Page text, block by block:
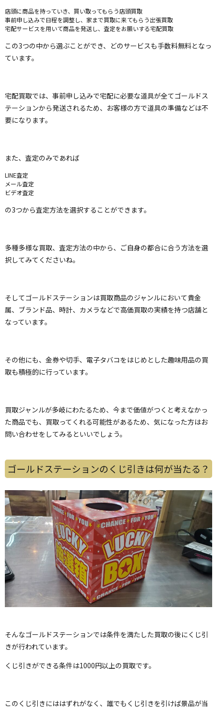
店頭に商品を持っていき、買い取ってもらう店頭買取
事前申し込みで日程を調整し、家まで買取に来てもらう出張買取
宅配サービスを用いて商品を発送し、査定をお願いする宅配買取
この3つの中から選ぶことができ、どのサービスも手数料無料となっ
ています。
宅配買取では、事前申し込みで宅配に必要な道具が全てゴールドス
テーションから発送されるため、お客様の方で道具の準備などは不
要になります。
また、査定のみであれば
LINE査定
メール査定
ビデオ査定
の3つから査定方法を選択することができます。
多種多様な買取、査定方法の中から、ご自身の都合に合う方法を選
択してみてくださいね。
そしてゴールドステーションは買取商品のジャンルにおいて貴金
属、ブランド品、時計、カメラなどで高価買取の実績を持つ店舗と
なっています。
その他にも、金券や切手、電子タバコをはじめとした趣味用品の買
取も積極的に行っています。
買取ジャンルが多岐にわたるため、今まで価値がつくと考えなかっ
た商品でも、買取ってくれる可能性があるため、気になった方はお
問い合わせをしてみるといいでしょう。
ゴールドステーションのくじ引きは何が当たる？
そんなゴールドステーションでは条件を満たした買取の後にくじ引
きが行われています。
くじ引きができる条件は1000円以上の買取です。
このくじ引きにははずれがなく、誰でもくじ引きを引けば景品が当